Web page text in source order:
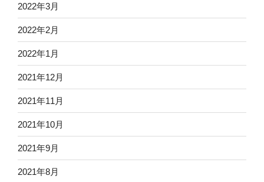
2022年3月
2022年2月
2022年1月
2021年12月
2021年11月
2021年10月
2021年9月
2021年8月